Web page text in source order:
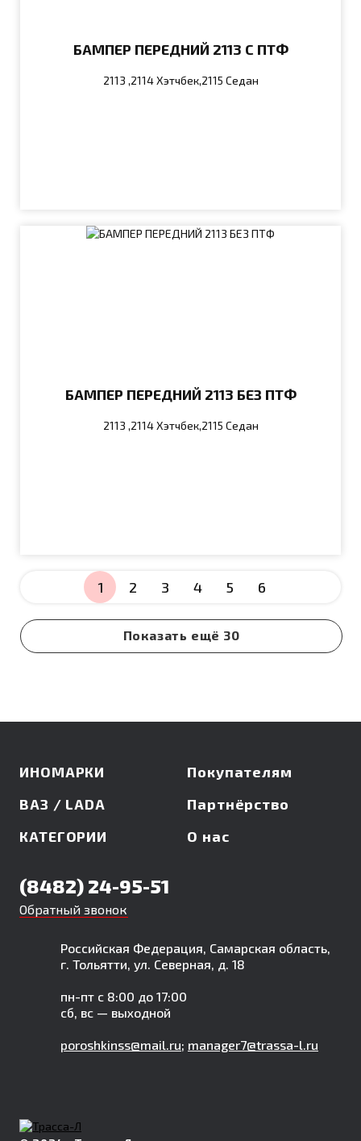
БАМПЕР ПЕРЕДНИЙ 2113 С ПТФ
2113 ,2114 Хэтчбек,2115 Седан
БАМПЕР ПЕРЕДНИЙ 2113 БЕЗ ПТФ
2113 ,2114 Хэтчбек,2115 Седан
1 2 3 4 5 6
Показать ещё 30
ИНОМАРКИ
ВАЗ / LADA
КАТЕГОРИИ
Покупателям
Партнёрство
О нас
(8482) 24-95-51
Обратный звонок
Российская Федерация, Самарская область,
г. Тольятти, ул. Северная, д. 18
пн-пт с 8:00 до 17:00
сб, вс — выходной
poroshkinss@mail.ru; manager7@trassa-l.ru